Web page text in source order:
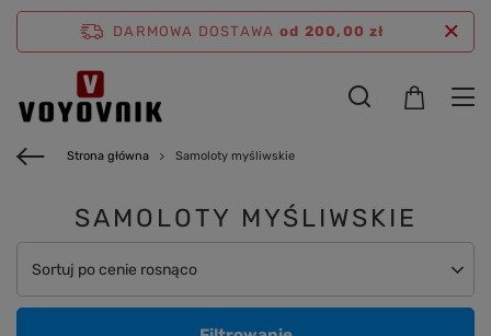
DARMOWA DOSTAWA od 200,00 zł
Strona główna Samoloty myśliwskie
SAMOLOTY MYŚLIWSKIE
Zmień sortowanie
Sortuj po cenie rosnąco